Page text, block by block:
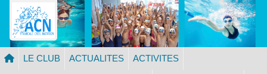
LE CLUB ACTUALITES ACTIVITES
Panneau de gestion des cookies